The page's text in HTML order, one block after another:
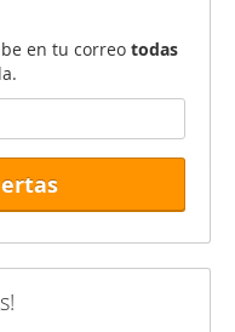
en tu correo todas